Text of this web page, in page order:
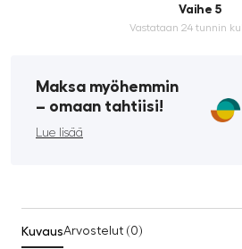
Vaihe 5
Vastataan 24 tunnin
Maksa myöhemmin
­– omaan tahtiisi!
Lue lisää
KuvausArvostelut (0)